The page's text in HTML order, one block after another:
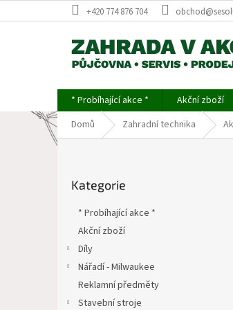
na
+420 774 876 704
* Probíhající akce * Akční zboží
Domů
Zahradní technika
P
kategorie
Kategorie
* Probíhající akce *
Akční zboží
Díly
Nářadí - Milwaukee
Reklamní předměty
Stavební stroje